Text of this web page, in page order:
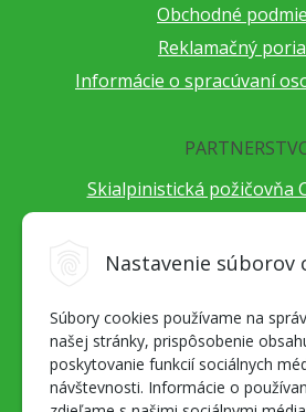
Nastavenie súborov
Súbory cookies používame na
našej stránky, prispôsobenie
poskytovanie funkcií sociálnych
návštevnosti. Informácie o
Obchodné
Reklamačný
Informácie o spracúvaní
Skialpinistická požičovňa
Cestovateľský festival
Alpenverein
Hore-dole
Motorest